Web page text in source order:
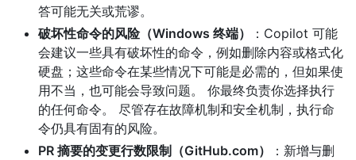
答可能无关或荒谬。
破坏性命令的风险（Windows 终端）
：Copilot 可能
会建议一些具有破坏性的命令，例如删除内容或格式化
硬盘；这些命令在某些情况下可能是必需的，但如果使
用不当，也可能会导致问题。 你最终负责你选择执行
的任何命令。 尽管存在故障机制和安全机制，执行命
令仍具有固有的风险。
PR 摘要的变更行数限制（GitHub.com）
：新增与删